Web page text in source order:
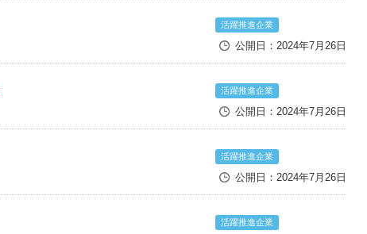
活躍推進企業
公開日：2024年7月26日
活躍推進企業
公開日：2024年7月26日
活躍推進企業
公開日：2024年7月26日
活躍推進企業